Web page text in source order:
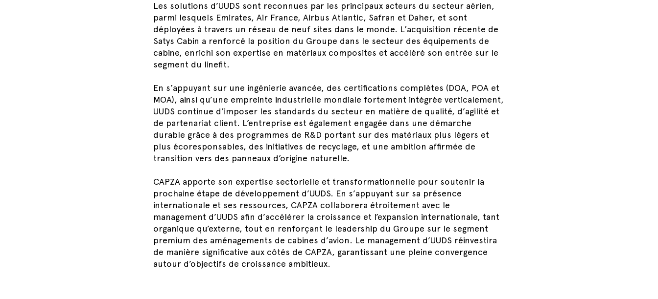
Les solutions d’UUDS sont reconnues par les principaux acteurs du secteur aérien,
parmi lesquels Emirates, Air France, Airbus Atlantic, Safran et Daher, et sont
déployées à travers un réseau de neuf sites dans le monde. L’acquisition récente de
Satys Cabin a renforcé la position du Groupe dans le secteur des équipements de
cabine, enrichi son expertise en matériaux composites et accéléré son entrée sur le
segment du linefit.
En s’appuyant sur une ingénierie avancée, des certifications complètes (DOA, POA et
MOA), ainsi qu’une empreinte industrielle mondiale fortement intégrée verticalement,
UUDS continue d’imposer les standards du secteur en matière de qualité, d’agilité et
de partenariat client. L’entreprise est également engagée dans une démarche
durable grâce à des programmes de R&D portant sur des matériaux plus légers et
plus écoresponsables, des initiatives de recyclage, et une ambition affirmée de
transition vers des panneaux d’origine naturelle.
CAPZA apporte son expertise sectorielle et transformationnelle pour soutenir la
prochaine étape de développement d’UUDS. En s’appuyant sur sa présence
internationale et ses ressources, CAPZA collaborera étroitement avec le
management d’UUDS afin d’accélérer la croissance et l’expansion internationale, tant
organique qu’externe, tout en renforçant le leadership du Groupe sur le segment
premium des aménagements de cabines d’avion. Le management d’UUDS réinvestira
de manière significative aux côtés de CAPZA, garantissant une pleine convergence
autour d’objectifs de croissance ambitieux.